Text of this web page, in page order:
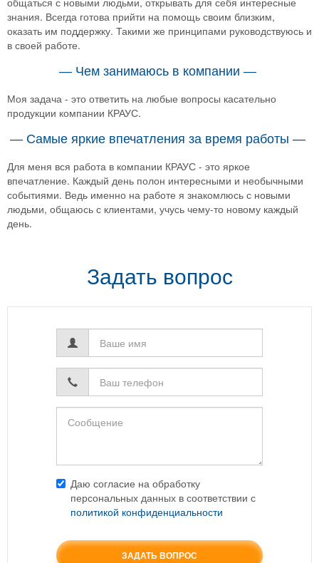
знания. Всегда готова прийти на помощь своим близким,
оказать им поддержку. Такими же принципами руководствуюсь и
в своей работе.
— Чем занимаюсь в компании —
Моя задача - это ответить на любые вопросы касательно
продукции компании КРАУС.
— Самые яркие впечатления за время работы —
Для меня вся работа в компании КРАУС - это яркое
впечатление. Каждый день полон интересными и необычными
событиями. Ведь именно на работе я знакомлюсь с новыми
людьми, общаюсь с клиентами, учусь чему-то новому каждый
день.
Задать вопрос
имя
*
Даю согласие на обработку
персональных данных в соответствии с
политикой конфиденциальности
*
ЗАДАТЬ ВОПРОС